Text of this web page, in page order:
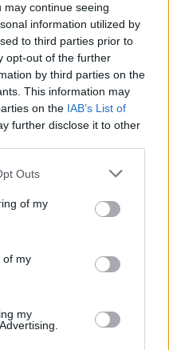
continue seeing
information utilized by
to third parties prior to
opt-out of the further
by third parties on the
This information may
on the IAB’s List of
further disclose it to other
Outs
of my
of my
my